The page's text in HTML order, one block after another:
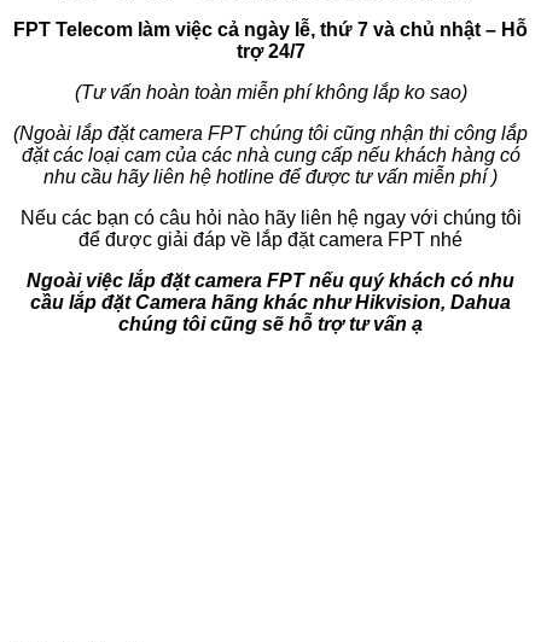
FPT Telecom làm việc cả ngày lễ, thứ 7 và chủ nhật – Hỗ
trợ 24/7
(Tư vấn hoàn toàn miễn phí không lắp ko sao)
(Ngoài lắp đặt camera FPT chúng tôi cũng nhận thi công lắp
đặt các loại cam của các nhà cung cấp nếu khách hàng có
nhu cầu hãy liên hệ hotline để được tư vấn miễn phí )
Nếu các bạn có câu hỏi nào hãy liên hệ ngay với chúng tôi
để được giải đáp về lắp đặt camera FPT nhé
Ngoài việc lắp đặt camera FPT nếu quý khách có nhu
cầu lắp đặt Camera hãng khác như Hikvision, Dahua
chúng tôi cũng sẽ hỗ trợ tư vấn ạ